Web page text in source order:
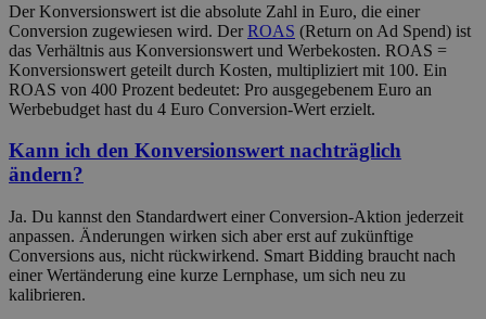
Der Konversionswert ist die absolute Zahl in Euro, die einer
Conversion zugewiesen wird. DerROAS (Return on Ad Spend) ist
das Verhältnis aus Konversionswert und Werbekosten. ROAS =
Konversionswert geteilt durch Kosten, multipliziert mit 100. Ein
ROAS von 400 Prozent bedeutet: Pro ausgegebenem Euro an
Werbebudget hast du 4 Euro Conversion-Wert erzielt.
Kann ich den Konversionswert nachträglich
ändern?
Ja. Du kannst den Standardwert einer Conversion-Aktion jederzeit
anpassen. Änderungen wirken sich aber erst auf zukünftige
Conversions aus, nicht rückwirkend. Smart Bidding braucht nach
einer Wertänderung eine kurze Lernphase, um sich neu zu
kalibrieren.